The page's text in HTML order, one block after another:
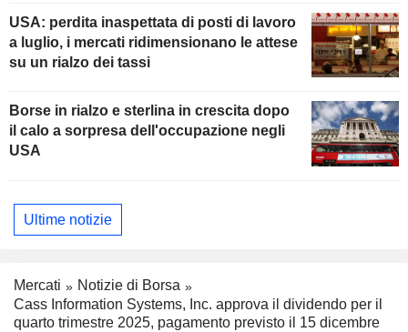
USA: perdita inaspettata di posti di lavoro
a luglio, i mercati ridimensionano le attese
su un rialzo dei tassi
Borse in rialzo e sterlina in crescita dopo
il calo a sorpresa dell'occupazione negli
USA
Ultime notizie
Mercati
Notizie di Borsa
Cass Information Systems, Inc. approva il dividendo per il
quarto trimestre 2025, pagamento previsto il 15 dicembre